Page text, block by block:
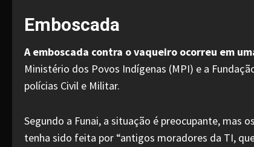
Emboscada
A emboscada contra o vaqueiro ocorreu em
Ministério dos Povos Indígenas (MPI) e a
polícias Civil e Militar.
Segundo a Funai, a situação é preocupante, mas
tenha sido feita por “antigos moradores da TI,